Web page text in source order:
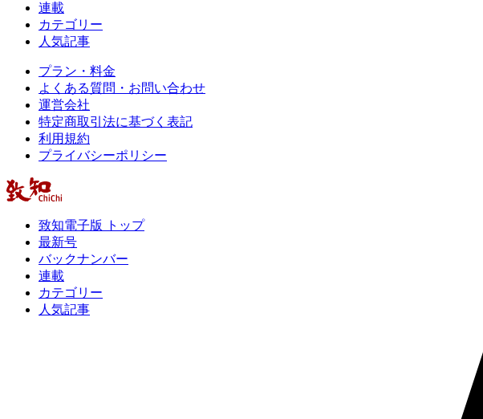
連載
カテゴリー
人気記事
プラン・料金
よくある質問・お問い合わせ
運営会社
特定商取引法に基づく表記
利用規約
プライバシーポリシー
致知電子版 トップ
最新号
バックナンバー
連載
カテゴリー
人気記事